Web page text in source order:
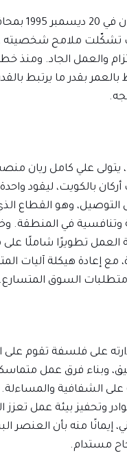
وُلد علي كامل
تشكّلت ملامح شخصيته
والعمل الجاد. ومنذ
بالعمر بقدر ما يرتبط
ومنذ أكتوبر 2021، يتولى علي كامل
بالكويت، ليقود
التوصيل، وهو القطاع
في المنطقة.
تطويرًا شاملًا
مع إعادة هيكلة آليات
متطلبات السوق المتسارع.
على فلسفة تقوم
وبناء فرق عمل
الشفافية والمساءلة.
وتحفيز بيئة عمل تعزز
إيمانًا منه بأن العنصر
مستدام.